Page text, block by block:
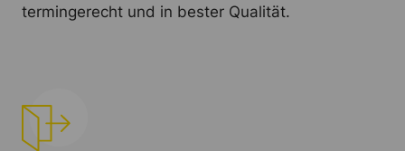
termingerecht und in bester Qualität.